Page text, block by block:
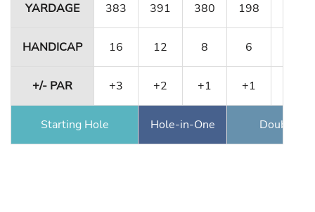
YARDAGE 383 391 380 198
HANDICAP 16 12 8 6
+/- PAR +3 +2 +1 +1
Starting Hole Hole-in-One Double